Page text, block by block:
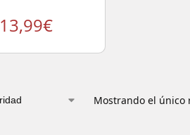
13,99€
Mostrando el único